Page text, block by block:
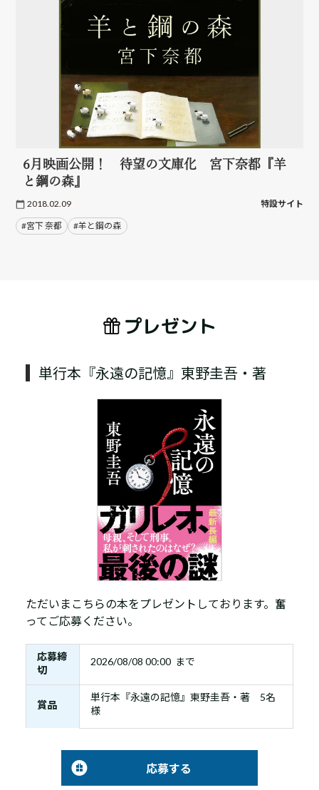
6月映画公開！ 待望の文庫化 宮下奈都『羊
と鋼の森』
2018.02.09 特設サイト
#宮下 奈都 #羊と鋼の森
プレゼント
単行本『永遠の記憶』東野圭吾・著
ただいまこちらの本をプレゼントしております。奮
ってご応募ください。
応募締
切
2026/08/08 00:00 まで
賞品
単行本『永遠の記憶』東野圭吾・著 5名
様
応募する